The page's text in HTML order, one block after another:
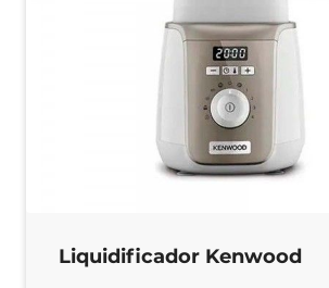
Liquidificador Kenwood